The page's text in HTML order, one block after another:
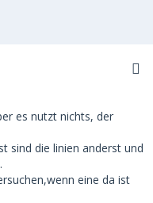
es nutzt nichts, der
sind die linien anderst und
eine da ist